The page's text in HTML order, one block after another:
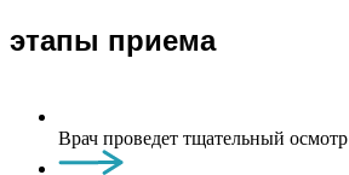
этапы приема
Врач проведет тщательный осмотр